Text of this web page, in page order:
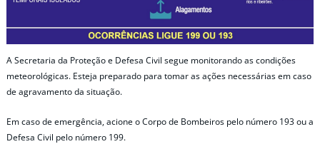
A Secretaria da Proteção e Defesa Civil segue monitorando as condições
meteorológicas. Esteja preparado para tomar as ações necessárias em caso
de agravamento da situação.
Em caso de emergência, acione o Corpo de Bombeiros pelo número 193 ou a
Defesa Civil pelo número 199.